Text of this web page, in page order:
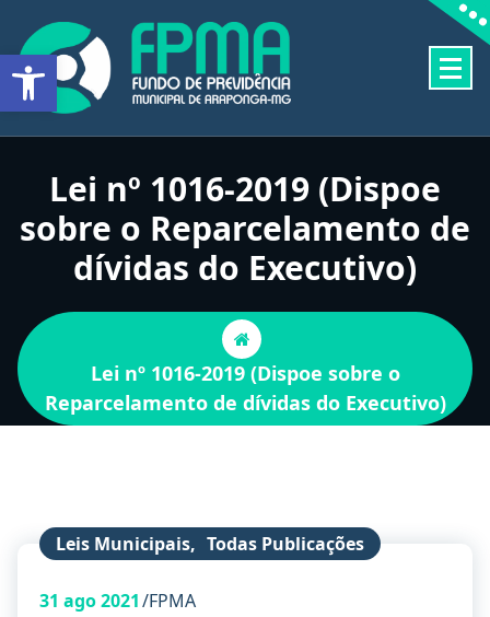
para
conteúdo
Lei nº 1016-2019 (Dispoe
sobre o Reparcelamento de
dívidas do Executivo)
Lei nº 1016-2019 (Dispoe sobre o
Reparcelamento de dívidas do Executivo)
Leis Municipais, Todas Publicações
31 ago 2021 FPMA
Barra de Ferramentas Aberta